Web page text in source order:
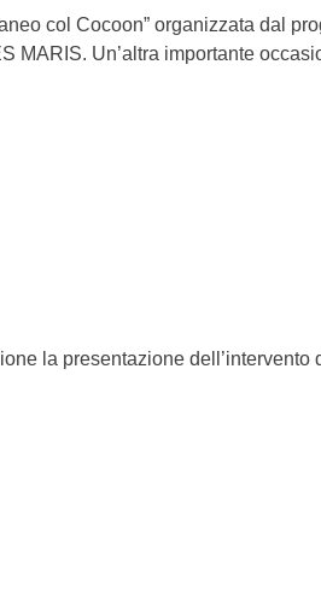
col Cocoon” organizzata dal
MARIS. Un’altra importante
la presentazione dell’intervento